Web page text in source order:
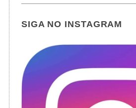
SIGA NO INSTAGRAM